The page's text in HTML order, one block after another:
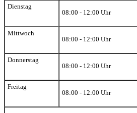
Dienstag
08:00 - 12:00 Uhr
Mittwoch
08:00 - 12:00 Uhr
Donnerstag
08:00 - 12:00 Uhr
Freitag
08:00 - 12:00 Uhr